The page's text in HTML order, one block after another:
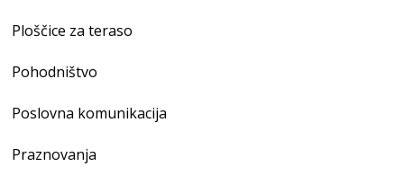
Ploščice za teraso
Pohodništvo
Poslovna komunikacija
Praznovanja